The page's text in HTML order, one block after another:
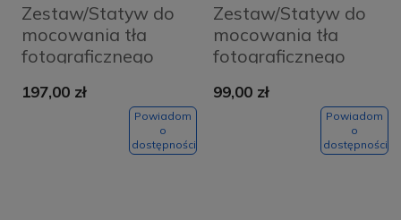
Zestaw/Statyw do
mocowania tła
fotograficznego
fotograficzne 3 szt
197,00 zł
Powiadom
o
dostępności
Zestaw/Statyw do
mocowania tła
fotograficznego
tła fotograficzne 2
99,00 zł
Powiadom
o
dostępności